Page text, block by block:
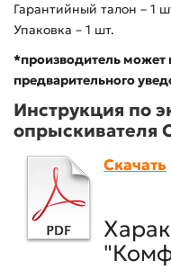
Гарантийный талон – 1
Упаковка – 1 шт.
*производитель может
предварительного
Инструкция по
опрыскивателя
Скачать